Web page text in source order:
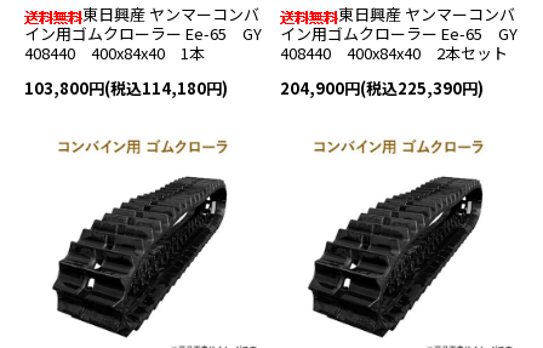
東日興産 ヤンマーコンバ
イン用ゴムクローラー Ee-65 GY
408440 400x84x40 1本
103,800円(税込114,180円)
東日興産 ヤンマーコンバ
イン用ゴムクローラー Ee-65 GY
408440 400x84x40 2本セット
204,900円(税込225,390円)